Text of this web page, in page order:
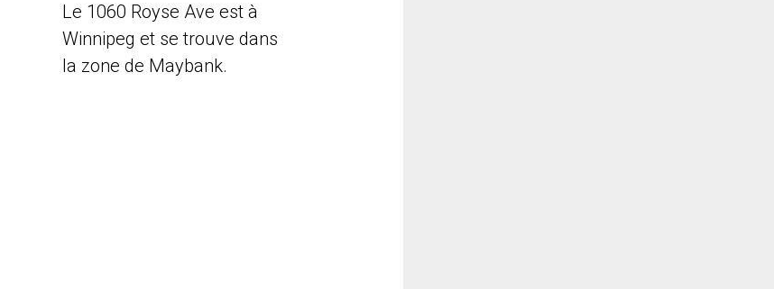
Le 1060 Royse Ave est à
Winnipeg et se trouve dans
la zone de Maybank.